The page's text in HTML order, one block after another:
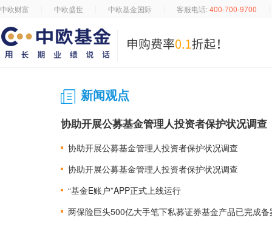
中欧财富 中欧盛世 中欧基金国际 客服电话:400-700-9700
新闻观点
协助开展公募基金管理人投资者保护状况调查
协助开展公募基金管理人投资者保护状况调查
协助开展公募基金管理人投资者保护状况调查
“基金E账户”APP正式上线运行
两保险巨头500亿大手笔下私募证券基金产品已完成